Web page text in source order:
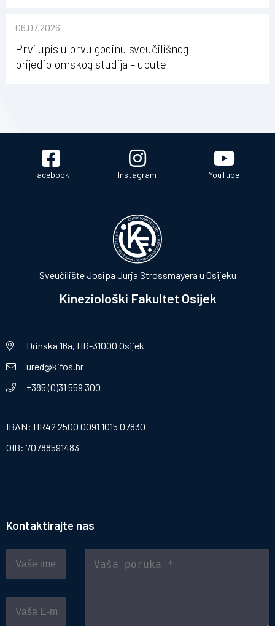
Osijeku
06.07.2026
Prvi upis u prvu godinu sveučilišnog
prijediplomskog studija – upute
Facebook Instagram YouTube
Sveučilište Josipa Jurja Strossmayera u Osijeku
Kineziološki Fakultet Osijek
Drinska 16a, HR-31000 Osijek
ured@kifos.hr
+385 (0)31 559 300
IBAN: HR42 2500 0091 1015 07830
OIB: 70788591483
Kontaktirajte nas